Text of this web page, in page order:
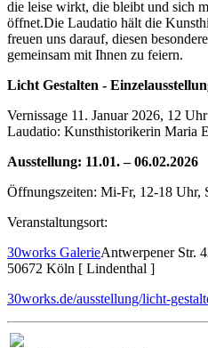
die leise wirkt, die bleibt und sich
öffnet.Die Laudatio hält die
freuen uns darauf, diesen
gemeinsam mit Ihnen zu feiern.
Licht Gestalten -
Vernissage 11. Januar 2026, 12 Uhr
Laudatio: Kunsthistorikerin Maria
Ausstellung: 11.01. – 06.02.2026
Öffnungszeiten: Mi-Fr, 12-18 Uhr,
Veranstaltungsort:
30works GalerieAntwerpener Str.
50672 Köln [ Lindenthal ]
30works.de/ausstellung/licht-